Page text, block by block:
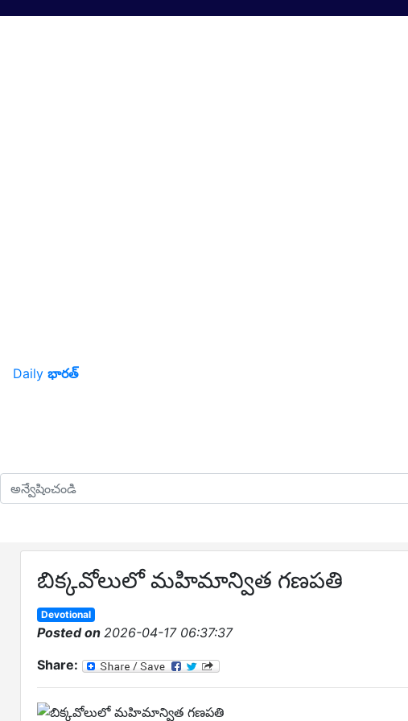
Daily భారత్
బిక్కవోలులో మహిమాన్విత గణపతి
Devotional
Posted on 2026-04-17 06:37:37
Share: